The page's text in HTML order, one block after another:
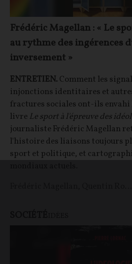
Frédéric Magellan : « Le
au rythme des ingérences
inversement »
ENTRETIEN.Comment les
injonctions identitaires et
fractures sociales ont-ils envahi
livre Le sport à l'épreuve des
journaliste Frédéric Magellan
l'histoire des liaisons toujours
sport et politique, et